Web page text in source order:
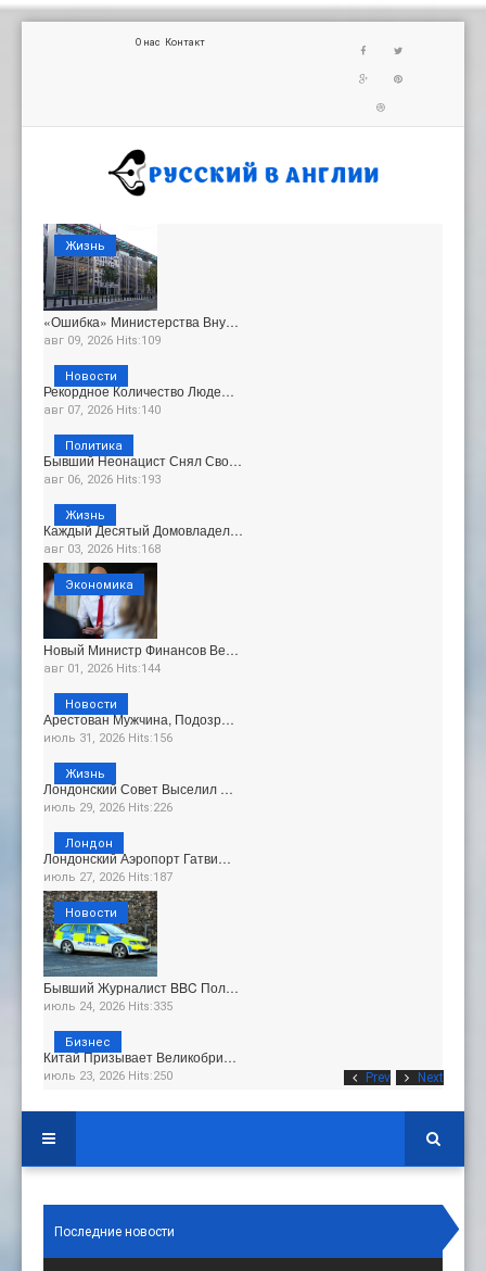
О нас Контакт
Prev Next
«Ошибка» Министерства Вну…
авг 09, 2026 Hits:109
Жизнь
Рекордное Количество Люде…
авг 07, 2026 Hits:140
Новости
Бывший Неонацист Снял Сво…
авг 06, 2026 Hits:193
Политика
Каждый Десятый Домовладел…
авг 03, 2026 Hits:168
Жизнь
Новый Министр Финансов Ве…
авг 01, 2026 Hits:144
Экономика
Арестован Мужчина, Подозр…
июль 31, 2026 Hits:156
Новости
Лондонский Совет Выселил …
июль 29, 2026 Hits:226
Жизнь
Лондонский Аэропорт Гатви…
июль 27, 2026 Hits:187
Лондон
Бывший Журналист BBC Пол…
июль 24, 2026 Hits:335
Новости
Китай Призывает Великобри…
июль 23, 2026 Hits:250
Бизнес
Последние новости